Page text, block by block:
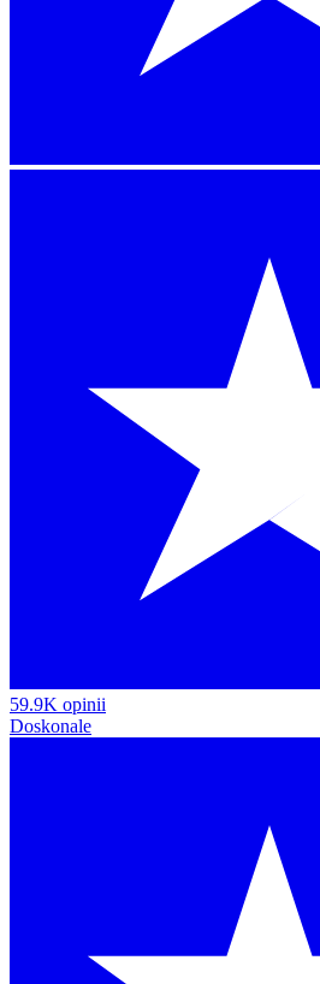
59.9K opinii
Doskonale